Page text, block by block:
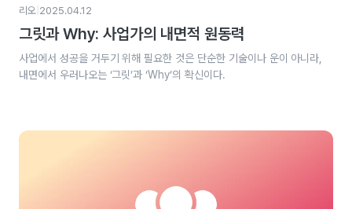
리오 2025.04.12
그릿과 Why: 사업가의 내면적 원동력
사업에서 성공을 거두기 위해 필요한 것은 단순한 기술이나 운이 아니라,
내면에서 우러나오는 ‘그릿’과 ‘Why’의 확신이다.